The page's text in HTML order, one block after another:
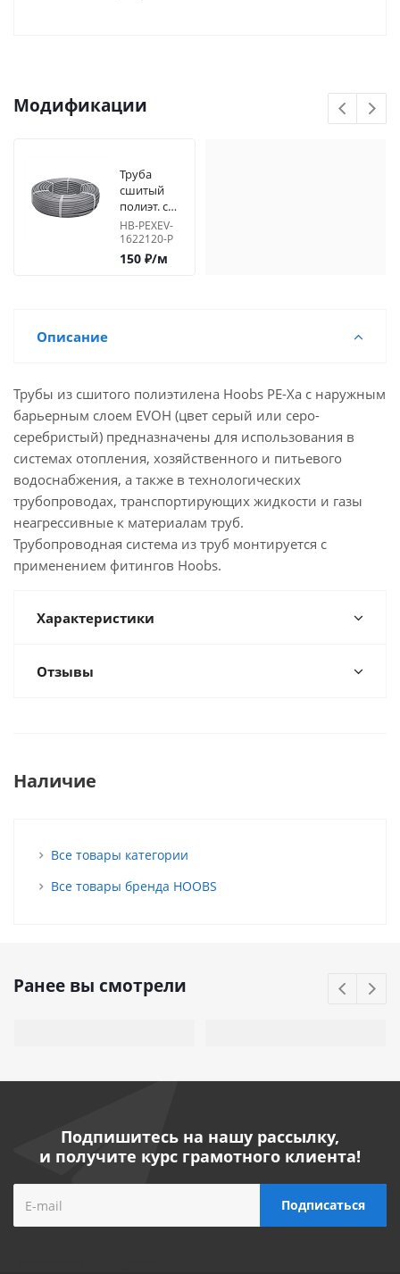
Модификации
Труба
сшитый
полиэт. с
антикислородным
слоем
HOOBS
HB-PEXEV-
1622120-P
150 ₽/м
Описание
Трубы из сшитого полиэтилена Hoobs PE-Xa с наружным
барьерным слоем EVOH (цвет серый или серо-
серебристый) предназначены для использования в
системах отопления, хозяйственного и питьевого
водоснабжения, а также в технологических
трубопроводах, транспортирующих жидкости и газы
неагрессивные к материалам труб.
Трубопроводная система из труб монтируется с
применением фитингов Hoobs.
Характеристики
Отзывы
Наличие
Все товары категории
Все товары бренда HOOBS
Ранее вы смотрели
Подпишитесь на нашу рассылку,
и получите курс грамотного клиента!